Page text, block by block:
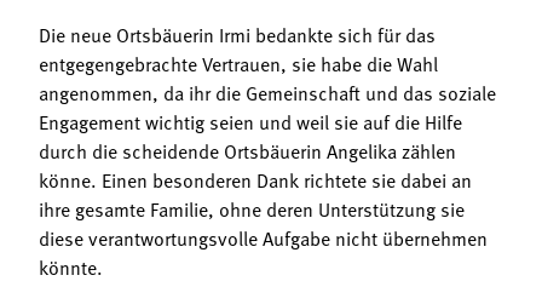
Die neue Ortsbäuerin Irmi bedankte sich für das
entgegengebrachte Vertrauen, sie habe die Wahl
angenommen, da ihr die Gemeinschaft und das soziale
Engagement wichtig seien und weil sie auf die Hilfe
durch die scheidende Ortsbäuerin Angelika zählen
könne. Einen besonderen Dank richtete sie dabei an
ihre gesamte Familie, ohne deren Unterstützung sie
diese verantwortungsvolle Aufgabe nicht übernehmen
könnte.